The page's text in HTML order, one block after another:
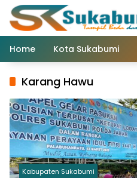
Langsung
konten
Home
Kota Sukabumi
Karang Hawu
Kabupaten Sukabumi